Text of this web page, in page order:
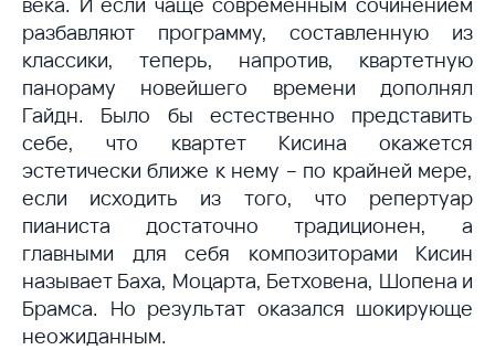
разбавляют программу, составленную из
классики, теперь, напротив, квартетную
панораму новейшего времени дополнял
Гайдн. Было бы естественно представить
себе, что квартет Кисина окажется
эстетически ближе к нему – по крайней мере,
если исходить из того, что репертуар
пианиста достаточно традиционен, а
главными для себя композиторами Кисин
называет Баха, Моцарта, Бетховена, Шопена и
Брамса. Но результат оказался шокирующе
неожиданным.